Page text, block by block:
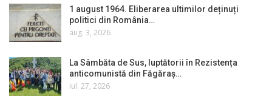
1 august 1964. Eliberarea ultimilor deținuți
politici din România…
aug. 3, 2026
La Sâmbăta de Sus, luptătorii în Rezistența
anticomunistă din Făgăraș…
iul. 27, 2026